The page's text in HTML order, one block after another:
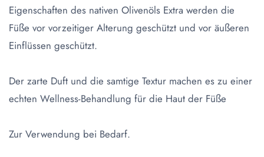
Eigenschaften des nativen Olivenöls Extra werden die
Füße vor vorzeitiger Alterung geschützt und vor äußeren
Einflüssen geschützt.
Der zarte Duft und die samtige Textur machen es zu einer
echten Wellness-Behandlung für die Haut der Füße
Zur Verwendung bei Bedarf.